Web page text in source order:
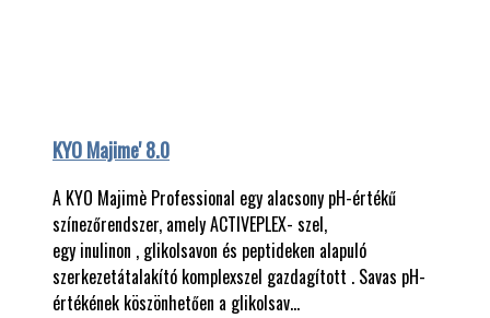
KYO Majime' 8.0
A KYO Majimè Professional egy alacsony pH-értékű
színezőrendszer, amely ACTIVEPLEX- szel,
egy inulinon , glikolsavon és peptideken alapuló
szerkezetátalakító komplexszel gazdagított . Savas pH-
értékének köszönhetően a glikolsav…